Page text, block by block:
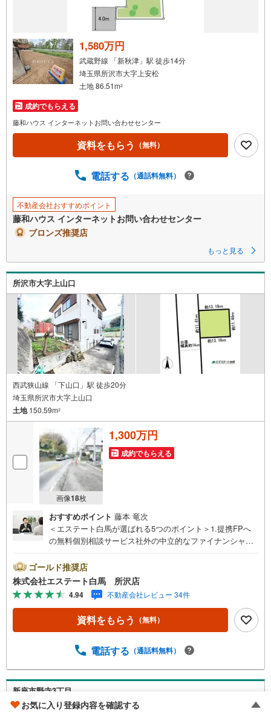
■専任設計士と間取りを1からつくる「自由設計」対応の分譲地
機能性に優れた設備仕様と自由な間取りが魅力の弊社フリープラン対応住
宅地！
専任設計士と打合せを重ね、お客様のライフスタイル合わせた住まいづく
りをお手伝いいたします。
メンテナンス等も弊社専門部署にて承りますので引渡し後も安心です♪
弊社スタッフが現地をご案内させていただきます。
マイタウン保谷店までお気軽にお問い合わせください。
＜周辺環境＞
・栗原保育園まで徒歩5分（約350-400m）
・明彩幼稚園まで徒歩10-11分（約800-850m）
・新座市立栗原小学校まで徒歩6-7分（約450-500m）
・新座市立第五中学校まで徒歩15-16分（約1200-1250m）
・ヤオコー新座栗原店まで徒歩5分（約400m）
・ミニストップ新座栗原店まで徒歩7分（約500-550m）
・クリエイトS・D新座栗原店まで徒歩4分（約250-300m）
・栗原緑地公園まで徒歩3-4分（約220-260m）
・栗原公園まで徒歩4分（約260-300m）
・新座市栗原出張所まで徒歩5-6分（約400-450m）
1,580万円
武蔵野線 「新秋津」駅 徒歩14分
埼玉県所沢市大字上安松
土地 86.51m2
成約でもらえる
藤和ハウス インターネットお問い合わせセンター
資料をもらう （無料）
電話する （通話料無料）
不動産会社おすすめポイント
藤和ハウス インターネットお問い合わせセンター
ブロンズ推奨店
もっと見る
所沢市大字上山口
西武狭山線 「下山口」駅 徒歩20分
埼玉県所沢市大字上山口
土地150.59m2
画像18枚
1,300万円
成約でもらえる
おすすめポイント 藤本 竜次
＜エステート白馬が選ばれる5つのポイント＞1.提携FPへ
の無料個別相談サービス社外の中立的なファイナンシャル
や学費等も含めてシミュレーションをご提案できます2.物
件情報が豊富所沢市を中心にたくさんの情報をご用意して
おります。インターネット広告前の物件も多数取り揃えて
おります。お客様のご希望エリアをお申し付けください。
3.自社グループでリフォーム、新築請負所沢店の3階はリフ
ォーム、注文建築部門の相談スペースです。一級建築士を
て、リフォームや注文建築についてご相談頂けます4.年中
～19:00 この時間はお電話でのお問合わせがスムーズです
5.お子様連れでおこしくださいキッズスペース、授乳室、
ります。ご見学ご希望の方は、右上の“室内・現地を見学す
ゴールド推奨店
株式会社エステート白馬 所沢店
4.94 不動産会社レビュー 34件
資料をもらう （無料）
電話する （通話料無料）
新座市野寺3丁目
お気に入り登録内容を確認する